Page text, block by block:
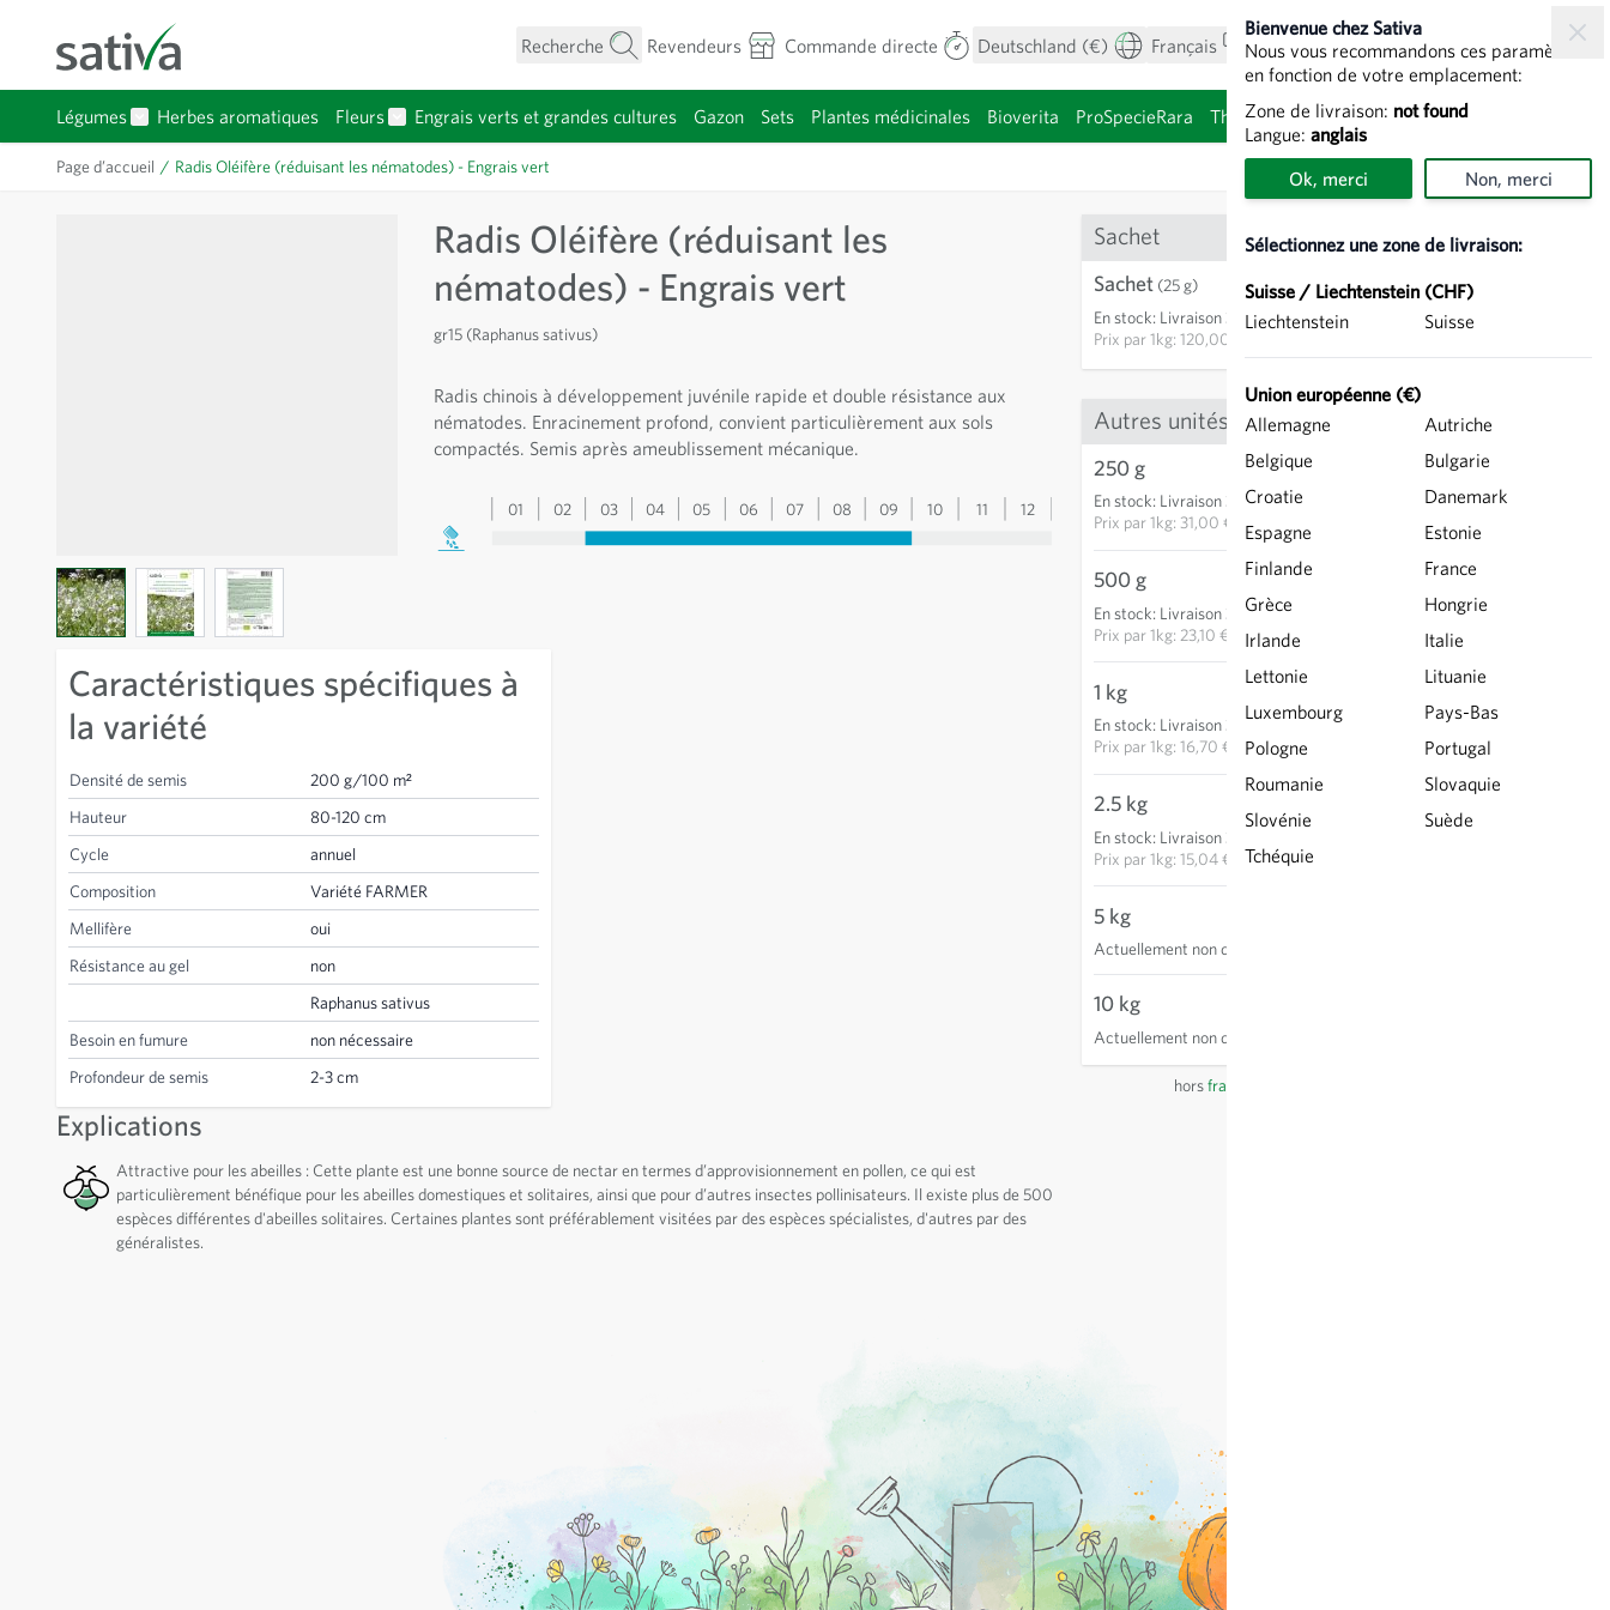
Recherche
Revendeurs Commande directe Deutschland (€) Français Mon compte Voir le panier
Légumes
Herbes aromatiques
Fleurs
Engrais verts et grandes cultures Gazon Sets Plantes médicinales Bioverita ProSpecieRara Thèmes Graines à germer
Bienvenue chez Sativa
Nous vous recommandons ces paramètres
en fonction de votre emplacement:
Zone de livraison: not found
Langue: anglais
Ok, merci Non, merci
Sélectionnez une zone de livraison:
Suisse / Liechtenstein (CHF)
Liechtenstein
Suisse
Union européenne (€)
Allemagne
Autriche
Belgique
Bulgarie
Croatie
Danemark
Espagne
Estonie
Finlande
France
Grèce
Hongrie
Irlande
Italie
Lettonie
Lituanie
Luxembourg
Pays-Bas
Pologne
Portugal
Roumanie
Slovaquie
Slovénie
Suède
Tchéquie
Page d’accueil / Radis Oléifère (réduisant les nématodes) - Engrais vert
Radis Oléifère (réduisant les
nématodes) - Engrais vert
gr15 (Raphanus sativus)
Radis chinois à développement juvénile rapide et double résistance aux
nématodes. Enracinement profond, convient particulièrement aux sols
compactés. Semis après ameublissement mécanique.
01 02 03 04 05 06 07 08 09 10 11 12
View larger imageView larger imageView larger image
Caractéristiques spécifiques à
la variété
Densité de semis
200 g/100 m²
Hauteur
80-120 cm
Cycle
annuel
Composition
Variété FARMER
Mellifère
oui
Résistance au gel
non
Raphanus sativus
Besoin en fumure
non nécessaire
Profondeur de semis
2-3 cm
Explications
Attractive pour les abeilles : Cette plante est une bonne source de nectar en termes d’approvisionnement en pollen, ce qui est
particulièrement bénéfique pour les abeilles domestiques et solitaires, ainsi que pour d’autres insectes pollinisateurs. Il existe plus de 500
espèces différentes d'abeilles solitaires. Certaines plantes sont préférablement visitées par des espèces spécialistes, d'autres par des
généralistes.
Sachet
Sachet (25 g)
En stock: Livraison 3-5 jours
Prix par1kg: 120,00 €
AJOUTER AU PANIER
Autres unités
250 g
En stock: Livraison 3-5 jours
Prix par1kg: 31,00 €
7,75 €
AJOUTER AU PANIER
500 g
En stock: Livraison 3-5 jours
Prix par1kg: 23,10 €
1 kg
En stock: Livraison 3-5 jours
Prix par1kg: 16,70 €
16,70 €
2.5 kg
En stock: Livraison 3-5 jours
Prix par1kg: 15,04 €
5 kg
Actuellement non disponible
10 kg
Actuellement non disponible
horsfrais de port